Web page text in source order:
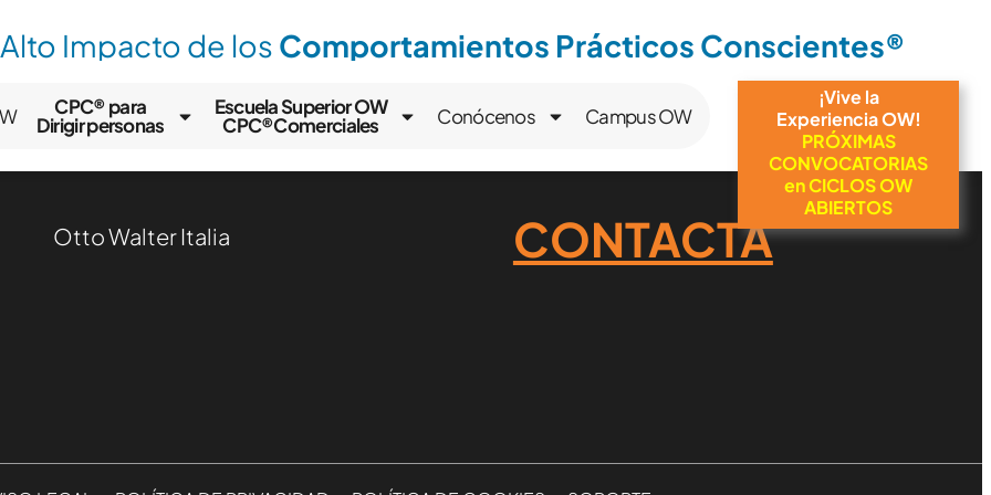
Impacto de los Comportamientos Prácticos Conscientes®
CPC® para
Dirigir personas
Escuela Superior OW
CPC®Comerciales Conócenos Campus OW
¡Vive la
Experiencia OW!
PRÓXIMAS
CONVOCATORIAS
en CICLOS OW
ABIERTOS
Otto Walter Italia CONTACTA